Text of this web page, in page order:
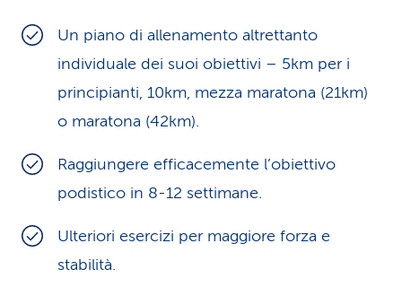
i
d
i
e
v
Un piano di allenamento al­tret­tan­to
individuale dei suoi obiettivi – 5km per i
prin­ci­pian­ti, 10km, mezza maratona (21km)
o maratona (42km).
Raggiungere efficacemente l’obiettivo
podistico in 8-12 settimane.
Ulteriori esercizi per maggiore forza e
stabilità.